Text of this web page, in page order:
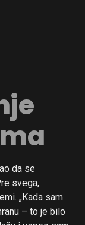
da se
svega,
„Kada sam
– to je bilo